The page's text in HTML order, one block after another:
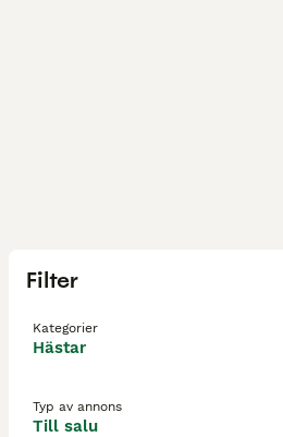
Filter
Kategorier
Hästar
Typ av annons
Till salu